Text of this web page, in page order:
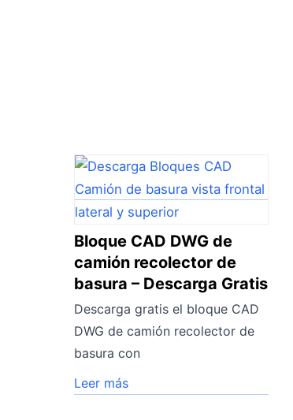
Bloque CAD DWG de
camión recolector de
basura – Descarga Gratis
Descarga gratis el bloque CAD
DWG de camión recolector de
basura con
Leer más